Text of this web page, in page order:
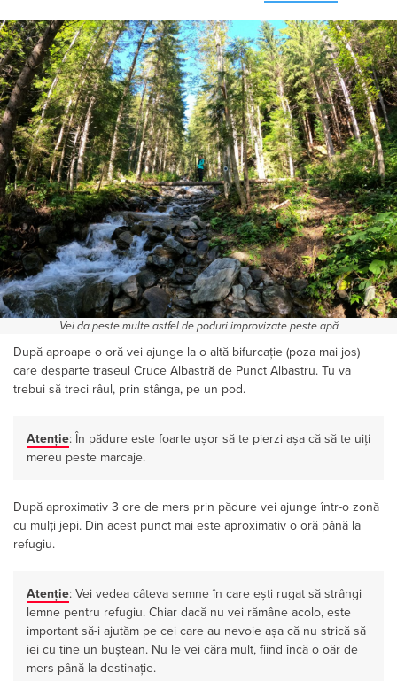
Vei da peste multe astfel de poduri improvizate peste apă
După aproape o oră vei ajunge la o altă bifurcație (poza mai jos)
care desparte traseul Cruce Albastră de Punct Albastru. Tu va
trebui să treci râul, prin stânga, pe un pod.
Atenție: În pădure este foarte ușor să te pierzi așa că să te uiți
mereu peste marcaje.
După aproximativ 3 ore de mers prin pădure vei ajunge într-o zonă
cu mulți jepi. Din acest punct mai este aproximativ o oră până la
refugiu.
Atenție: Vei vedea câteva semne în care ești rugat să strângi
lemne pentru refugiu. Chiar dacă nu vei rămâne acolo, este
important să-i ajutăm pe cei care au nevoie așa că nu strică să
iei cu tine un buștean. Nu le vei căra mult, fiind încă o oăr de
mers până la destinație.